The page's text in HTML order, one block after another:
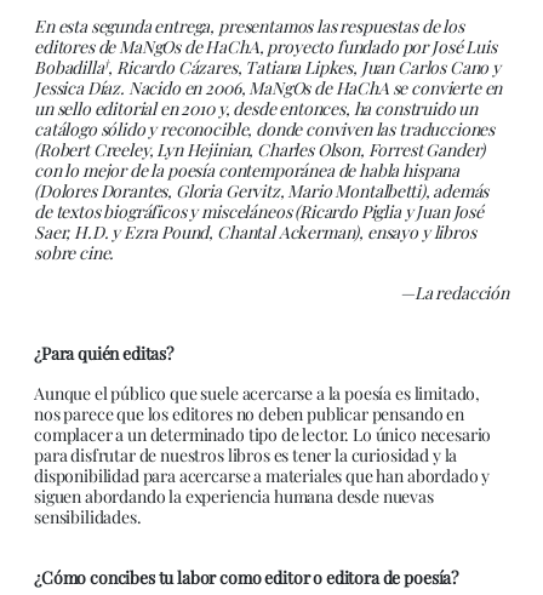
En esta segunda entrega, presentamos las respuestas de los
editores deMaNgOs de HaChA, proyecto fundado por José Luis
Bobadilla†, Ricardo Cázares, Tatiana Lipkes, Juan Carlos Cano y
Jessica Díaz. Nacido en 2006, MaNgOs de HaChA se convierte en
un sello editorial en 2010 y, desde entonces, ha construido un
catálogo sólido y reconocible, donde conviven las traducciones
(Robert Creeley, Lyn Hejinian, Charles Olson, Forrest Gander)
con lo mejor de la poesía contemporánea de habla hispana
(Dolores Dorantes, Gloria Gervitz, Mario Montalbetti), además
de textos biográficos y misceláneos (Ricardo Piglia y Juan José
Saer, H.D. y Ezra Pound, Chantal Ackerman), ensayo y libros
sobre cine.
—La redacción
¿Para quién editas?
Aunque el público que suele acercarse a la poesía es limitado,
nos parece que los editores no deben publicar pensando en
complacer a un determinado tipo de lector. Lo único necesario
para disfrutar de nuestros libros es tener la curiosidad y la
disponibilidad para acercarse a materiales que han abordado y
siguen abordando la experiencia humana desde nuevas
sensibilidades.
¿Cómo concibes tu labor como editor o editora de poesía?